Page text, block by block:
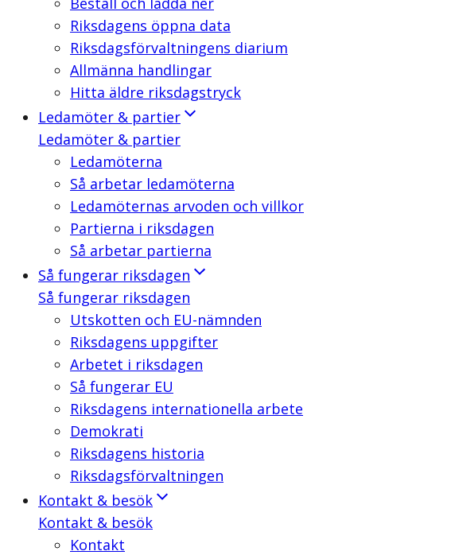
Riksdagens öppna data
Riksdagsförvaltningens diarium
Allmänna handlingar
Hitta äldre riksdagstryck
Ledamöter & partier
Ledamöter & partier
Ledamöterna
Så arbetar ledamöterna
Ledamöternas arvoden och villkor
Partierna i riksdagen
Så arbetar partierna
Så fungerar riksdagen
Så fungerar riksdagen
Utskotten och EU-nämnden
Riksdagens uppgifter
Arbetet i riksdagen
Så fungerar EU
Riksdagens internationella arbete
Demokrati
Riksdagens historia
Riksdagsförvaltningen
Kontakt & besök
Kontakt & besök
Kontakt